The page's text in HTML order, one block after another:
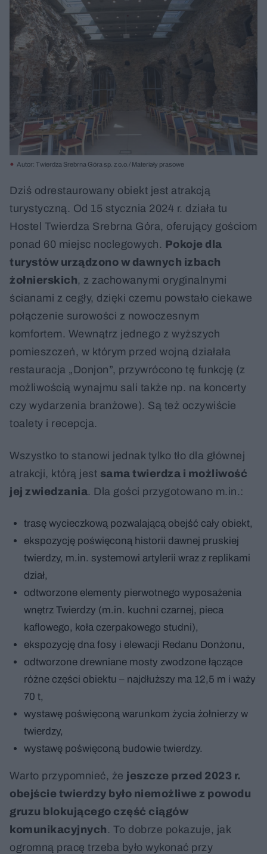
Autor: Twierdza Srebrna Góra sp. z o.o./ Materiały prasowe
Dziś odrestaurowany obiekt jest atrakcją
turystyczną. Od 15 stycznia 2024 r. działa tu
Hostel Twierdza Srebrna Góra, oferujący gościom
ponad 60 miejsc noclegowych. Pokoje dla
turystów urządzono w dawnych izbach
żołnierskich, z zachowanymi oryginalnymi
ścianami z cegły, dzięki czemu powstało ciekawe
połączenie surowości z nowoczesnym
komfortem. Wewnątrz jednego z wyższych
pomieszczeń, w którym przed wojną działała
restauracja „Donjon”, przywrócono tę funkcję (z
możliwością wynajmu sali także np. na koncerty
czy wydarzenia branżowe). Są też oczywiście
toalety i recepcja.
Wszystko to stanowi jednak tylko tło dla głównej
atrakcji, którą jest sama twierdza i możliwość
jej zwiedzania. Dla gości przygotowano m.in.:
trasę wycieczkową pozwalającą obejść cały obiekt,
ekspozycję poświęconą historii dawnej pruskiej
twierdzy, m.in. systemowi artylerii wraz z replikami
dział,
odtworzone elementy pierwotnego wyposażenia
wnętrz Twierdzy (m.in. kuchni czarnej, pieca
kaflowego, koła czerpakowego studni),
ekspozycję dna fosy i elewacji Redanu Donżonu,
odtworzone drewniane mosty zwodzone łączące
różne części obiektu – najdłuższy ma 12,5 m i waży
70 t,
wystawę poświęconą warunkom życia żołnierzy w
twierdzy,
wystawę poświęconą budowie twierdzy.
Warto przypomnieć, że jeszcze przed 2023 r.
obejście twierdzy było niemożliwe z powodu
gruzu blokującego część ciągów
komunikacyjnych . To dobrze pokazuje, jak
ogromną pracę trzeba było wykonać przy